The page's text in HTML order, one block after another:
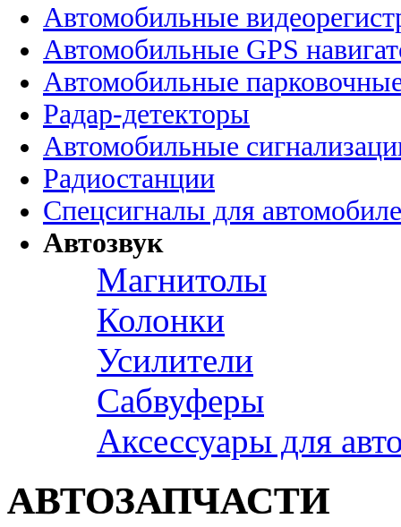
Автомобильные
Автомобильные GPS
Автомобильные
Радар-детекторы
Автомобильные
Радиостанции
Спецсигналы для
Автозвук
Магнитолы
Колонки
Усилители
Сабвуферы
Аксессуары для
АВТОЗАПЧАСТИ